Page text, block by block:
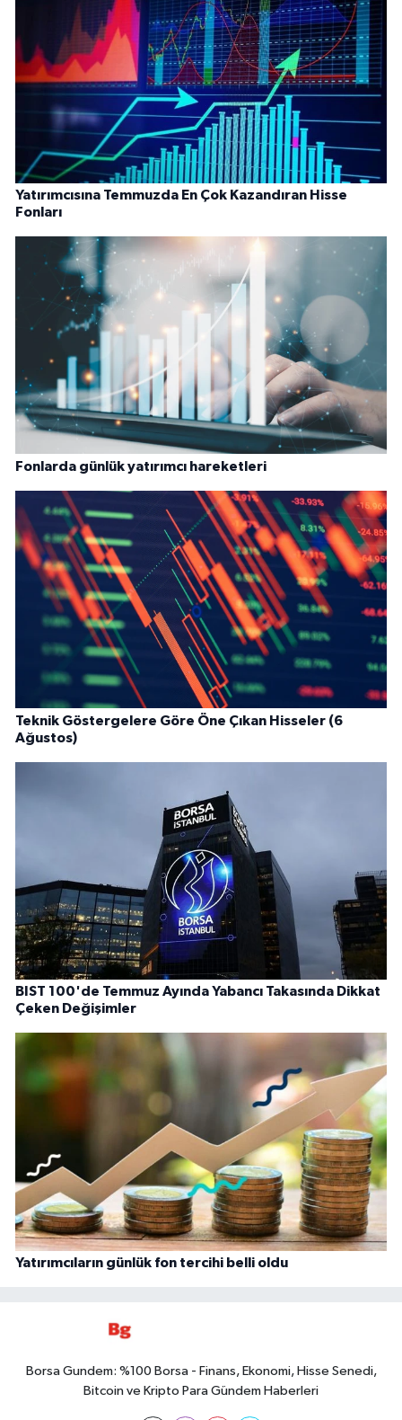
Yatırımcısına Temmuzda En Çok Kazandıran Hisse
Fonları
Fonlarda günlük yatırımcı hareketleri
Teknik Göstergelere Göre Öne Çıkan Hisseler (6
Ağustos)
BIST 100'de Temmuz Ayında Yabancı Takasında Dikkat
Çeken Değişimler
Yatırımcıların günlük fon tercihi belli oldu
Borsa Gundem: %100 Borsa - Finans, Ekonomi, Hisse Senedi,
Bitcoin ve Kripto Para Gündem Haberleri